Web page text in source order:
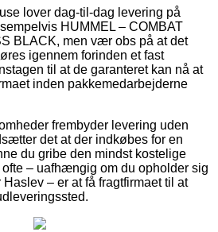
lover dag-til-dag levering på
HUMMEL – COMBAT
BLACK, men vær obs på at det
igennem forinden et fast
til at de garanteret kan nå at
inden pakkemedarbejderne
frembyder levering uden
det at der indkøbes for en
du gribe den mindst kostelige
– uafhængig om du opholder sig
– er at få fragtfirmaet til at